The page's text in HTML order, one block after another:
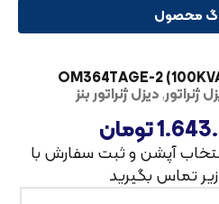
ژنراتور,دیزل ژنراتور بنز
تومان
آپشن و ثبت سفارش با
تماس بگیرید
محصول